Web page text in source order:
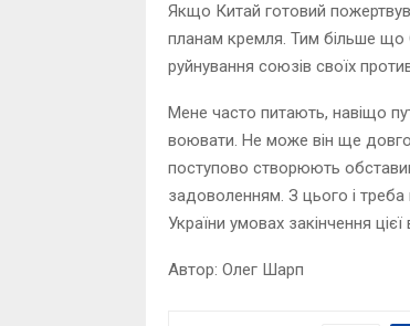
Якщо Китай готовий
планам кремля. Тим більше що
руйнування союзів своїх
Мене часто питають, навіщо
воювати. Не може він ще довго
поступово створюють
задоволенням. З цього і
України умовах закінчення цієї
Автор: Олег Шарп